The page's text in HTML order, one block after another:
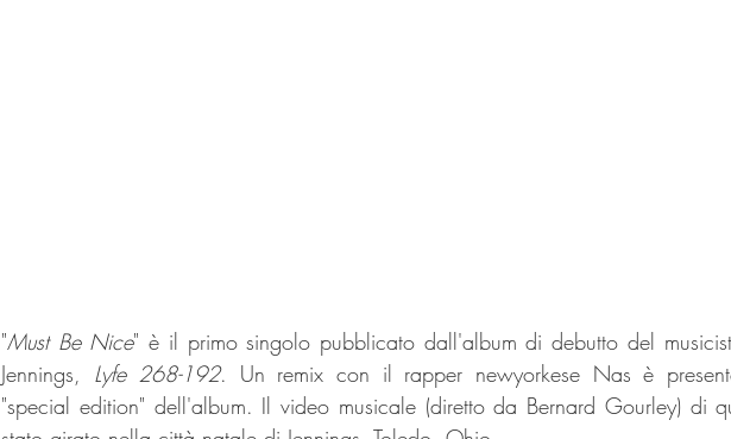
"Must Be Nice" è il primo singolo pubblicato dall'album di debutto del
Jennings, Lyfe 268-192. Un remix con il rapper newyorkese Nas è
"special edition" dell'album. Il video musicale (diretto da Bernard Gourley) di